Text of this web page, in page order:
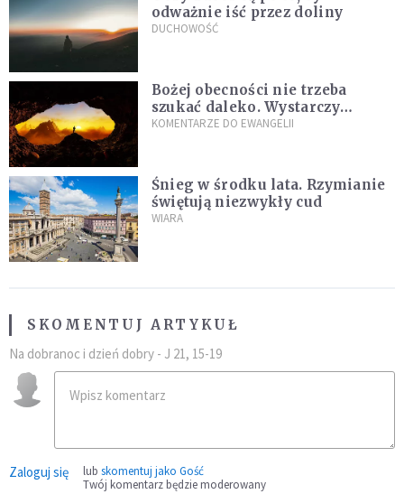
odważnie iść przez doliny
DUCHOWOŚĆ
Bożej obecności nie trzeba
szukać daleko. Wystarczy
nauczyć się słuchać
KOMENTARZE DO EWANGELII
Śnieg w środku lata. Rzymianie
świętują niezwykły cud
WIARA
SKOMENTUJ ARTYKUŁ
Na dobranoc i dzień dobry - J 21, 15-19
Zaloguj się lub skomentuj jako Gość
Twój komentarz będzie moderowany